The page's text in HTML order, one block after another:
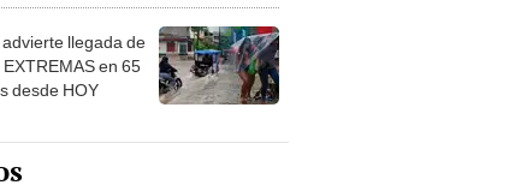
llegada de
EXTREMAS en 65
desde HOY